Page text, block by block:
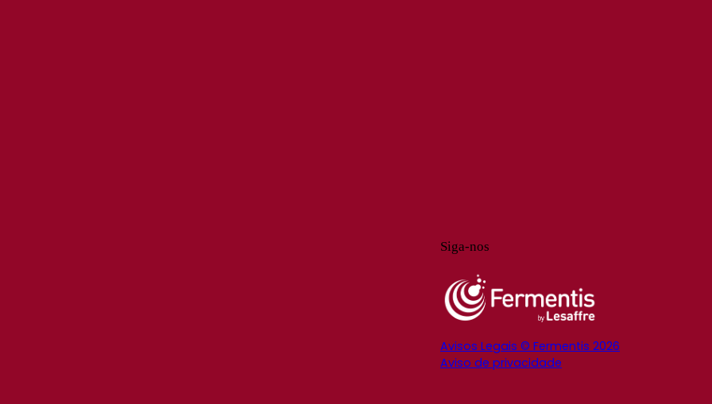
Siga-nos
Avisos Legais © Fermentis 2026
Aviso de privacidade